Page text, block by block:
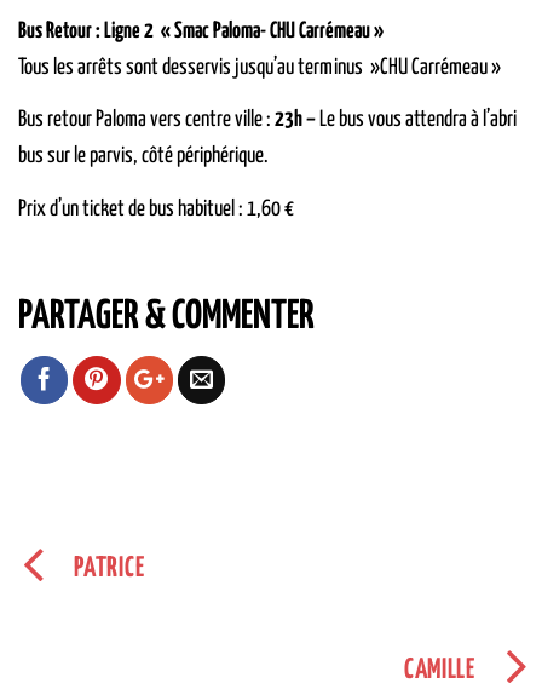
Bus Retour : Ligne 2 « Smac Paloma- CHU Carrémeau »
Tous les arrêts sont desservis jusqu’au terminus »CHU Carrémeau »
Bus retour Paloma vers centre ville : 23h – Le bus vous attendra à l’abri
bus sur le parvis, côté périphérique.
Prix d’un ticket de bus habituel : 1,60 €
PARTAGER & COMMENTER
PATRICE
CAMILLE